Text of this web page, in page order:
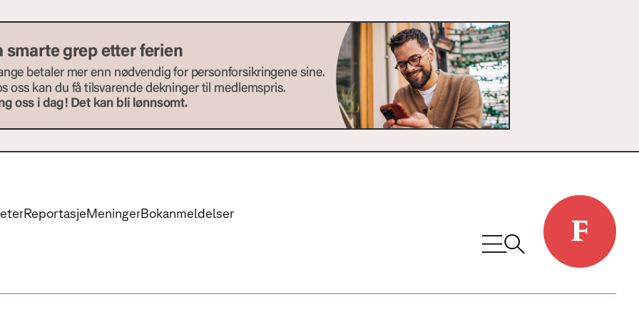
ReportasjeMeningerBokanmeldelser